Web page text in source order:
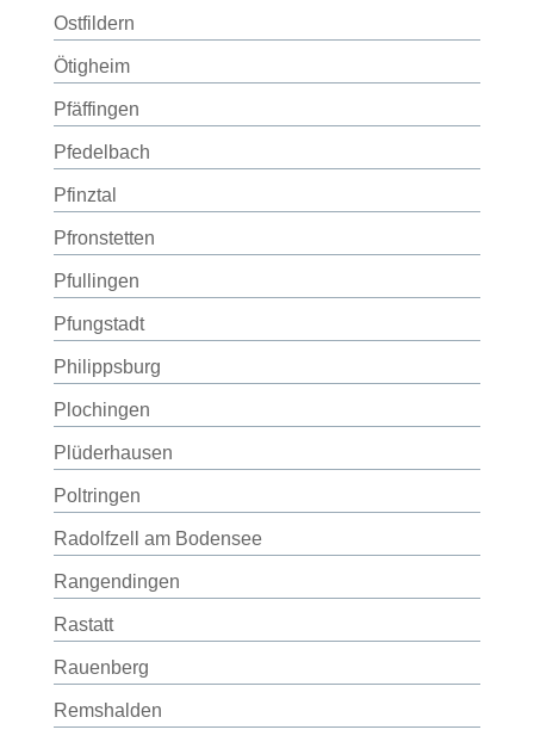
Ostfildern
Ötigheim
Pfäffingen
Pfedelbach
Pfinztal
Pfronstetten
Pfullingen
Pfungstadt
Philippsburg
Plochingen
Plüderhausen
Poltringen
Radolfzell am Bodensee
Rangendingen
Rastatt
Rauenberg
Remshalden